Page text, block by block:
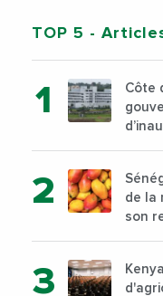
TOP 5 -
Côte
de la
son